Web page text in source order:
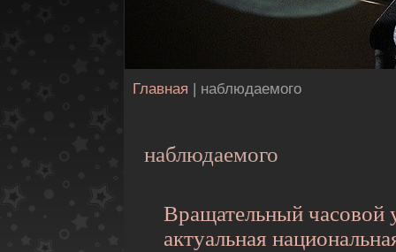
Главная | наблюдаемого
наблюдаемого
Вращательный часовой
актуальная